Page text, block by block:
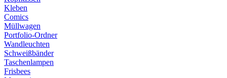
Kleben
Comics
Müllwagen
Portfolio-Ordner
Wandleuchten
Schweißbänder
Taschenlampen
Frisbees